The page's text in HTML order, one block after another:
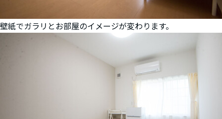
壁紙でガラリとお部屋のイメージが変わります。